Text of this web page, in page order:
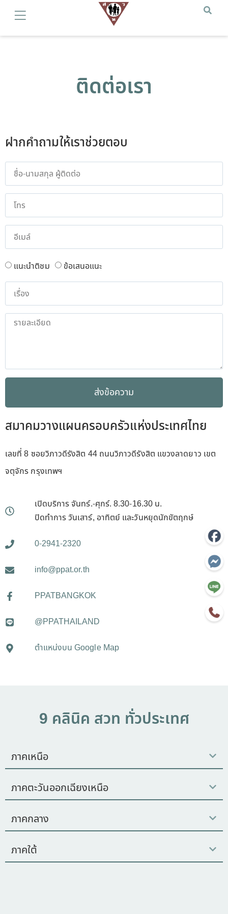
ติดต่อเรา
ฝากคำถามให้เราช่วยตอบ
แนะนำติชม ข้อเสนอแนะ
ส่งข้อความ
สมาคมวางแผนครอบครัวแห่งประเทศไทย
เลขที่ 8 ซอยวิภาวดีรังสิต 44 ถนนวิภาวดีรังสิต แขวงลาดยาว เขต
จตุจักร กรุงเทพฯ
เปิดบริการ จันทร์.-ศุกร์. 8.30-16.30 น.
ปิดทำการ วันเสาร์, อาทิตย์ และวันหยุดนักขัตฤกษ์
0-2941-2320
info@ppat.or.th
PPATBANGKOK
@PPATHAILAND
ตำแหน่งบน Google Map
9 คลินิค สวท ทั่วประเทศ
ภาคเหนือ
ภาคตะวันออกเฉียงเหนือ
ภาคกลาง
ภาคใต้